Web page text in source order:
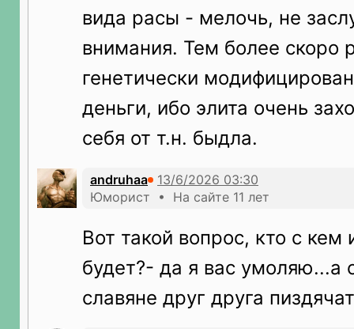
вида расы - мелочь, не
внимания. Тем более скоро
генетически
деньги, ибо элита очень
себя от т.н. быдла.
andruhaa
Юморист • На сайте 11 лет
Вот такой вопрос, кто с кем
будет?- да я вас умоляю...а
славяне друг друга